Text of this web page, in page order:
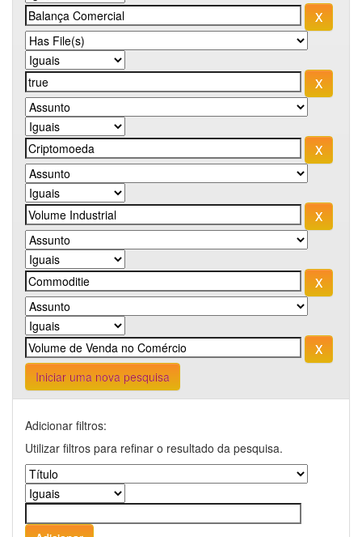
Iniciar uma nova pesquisa
Adicionar filtros:
Utilizar filtros para refinar o resultado da pesquisa.